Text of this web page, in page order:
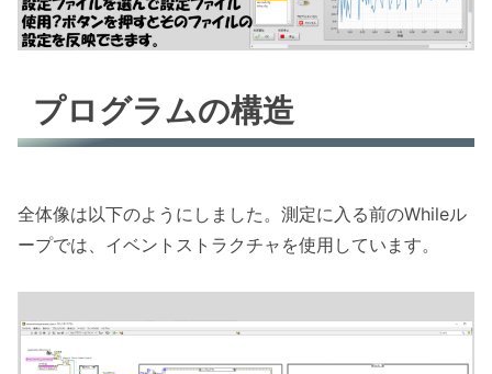
プログラムの構造
全体像は以下のようにしました。測定に入る前のWhileル
ープでは、イベントストラクチャを使用しています。